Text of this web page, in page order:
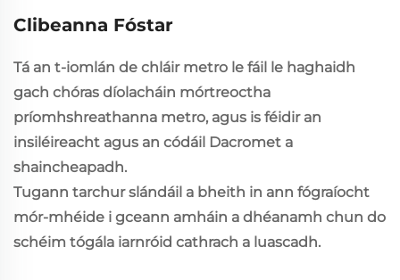
Clibeanna Fóstar
Tá an t-iomlán de chláir metro le fáil le haghaidh
gach chóras díolacháin mórtreoctha
príomhshreathanna metro, agus is féidir an
insiléireacht agus an códáil Dacromet a
shaincheapadh.
Tugann tarchur slándáil a bheith in ann fógraíocht
mór-mhéide i gceann amháin a dhéanamh chun do
schéim tógála iarnróid cathrach a luascadh.